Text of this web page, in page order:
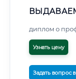
диплом о
Узнать цену
Задать вопрос